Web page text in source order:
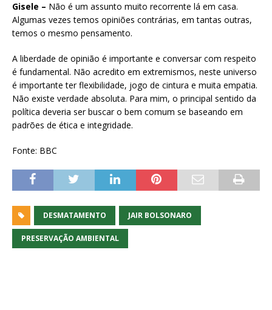
Gisele – Não é um assunto muito recorrente lá em casa.
Algumas vezes temos opiniões contrárias, em tantas outras,
temos o mesmo pensamento.
A liberdade de opinião é importante e conversar com respeito
é fundamental. Não acredito em extremismos, neste universo
é importante ter flexibilidade, jogo de cintura e muita empatia.
Não existe verdade absoluta. Para mim, o principal sentido da
política deveria ser buscar o bem comum se baseando em
padrões de ética e integridade.
Fonte: BBC
DESMATAMENTO JAIR BOLSONARO
PRESERVAÇÃO AMBIENTAL